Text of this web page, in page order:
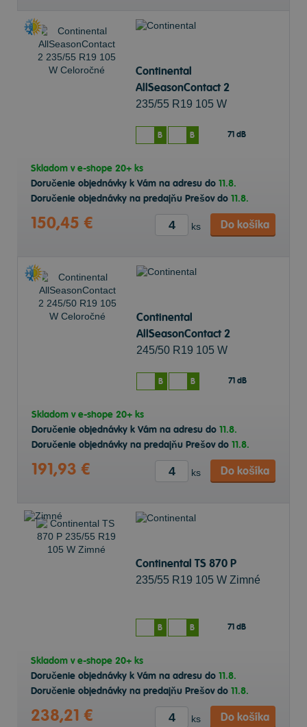
Continental
AllSeasonContact 2
235/55 R19 105 W
B B 71 dB
Skladom ve-shope 20+ ks
Doručenie objednávky k Vám na adresu do 11.8.
Doručenie objednávky na predajňu Prešov do 11.8.
150,45 € ks Do košíka
Continental
AllSeasonContact 2
245/50 R19 105 W
B B 71 dB
Skladom ve-shope 20+ ks
Doručenie objednávky k Vám na adresu do 11.8.
Doručenie objednávky na predajňu Prešov do 11.8.
191,93 € ks Do košíka
Continental TS 870 P
235/55 R19 105 W Zimné
B B 71 dB
Skladom ve-shope 20+ ks
Doručenie objednávky k Vám na adresu do 11.8.
Doručenie objednávky na predajňu Prešov do 11.8.
238,21 € ks Do košíka